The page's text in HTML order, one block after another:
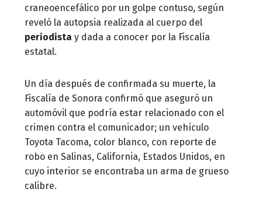
craneoencefálico por un golpe contuso, según
reveló la autopsia realizada al cuerpo del
periodista y dada a conocer por la Fiscalía
estatal.
Un día después de confirmada su muerte, la
Fiscalía de Sonora confirmó que aseguró un
automóvil que podría estar relacionado con el
crimen contra el comunicador; un vehículo
Toyota Tacoma, color blanco, con reporte de
robo en Salinas, California, Estados Unidos, en
cuyo interior se encontraba un arma de grueso
calibre.